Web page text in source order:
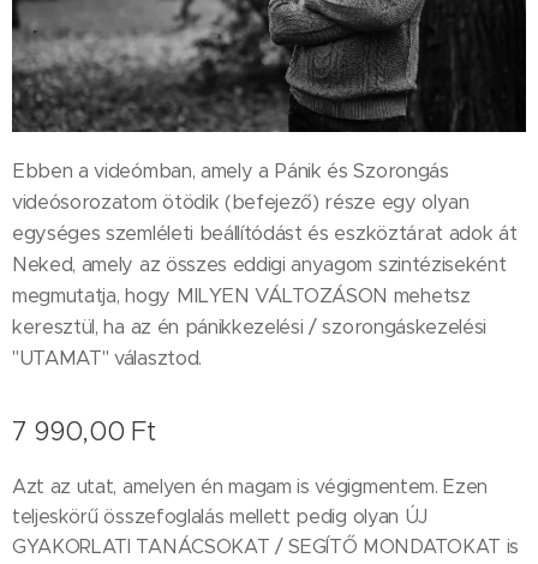
Ebben a videómban, amely a Pánik és Szorongás
videósorozatom ötödik (befejező) része egy olyan
egységes szemléleti beállítódást és eszköztárat adok át
Neked, amely az összes eddigi anyagom szintéziseként
megmutatja, hogy MILYEN VÁLTOZÁSON mehetsz
keresztül, ha az én pánikkezelési / szorongáskezelési
"UTAMAT" választod.
7 990,00 Ft
Azt az utat, amelyen én magam is végigmentem. Ezen
teljeskörű összefoglalás mellett pedig olyan ÚJ
GYAKORLATI TANÁCSOKAT / SEGÍTŐ MONDATOKAT is